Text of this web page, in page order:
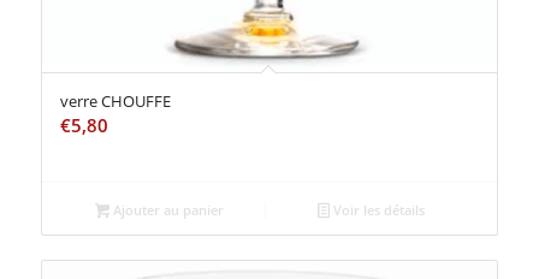
verre CHOUFFE
€5,80
Ajouter au panier Voir les détails